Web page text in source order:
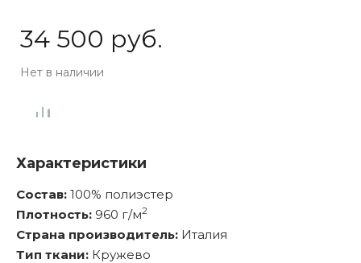
34 500 руб.
Нет в наличии
Характеристики
Состав: 100% полиэстер
Плотность: 960 г/м2
Страна производитель: Италия
Тип ткани: Кружево